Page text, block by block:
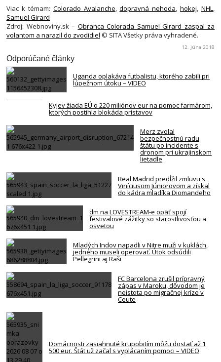
Viac k témam: Colorado Avalanche,dopravná nehoda,hokej, NHL,
Samuel Girard
Zdroj: Webnoviny.sk – Obranca Colorada Samuel Girard zaspal za
volantom a narazil do zvodidiel © SITA Všetky práva vyhradené.
12. júna 2018
Odporúčané články
Uganda oplakáva futbalistu, ktorého zabili pri
lúpežnom útoku – VIDEO
Kyjev žiada EÚ o 220 miliónov eur na pomoc farmárom,
ktorých postihla blokáda prístavov
Merz zvolal
bezpečnostnú radu
štátu po incidente s
dronom pri ukrajinskom
lietadle
Real Madrid predĺžil zmluvu s
Viníciusom Júniorovom a získal
do kádra mladíka Diomandeho
dm na LOVESTREAM-e opäť spojí
festivalové zážitky so starostlivosťou a
osvetou
Mladých Indov napadli v Nitre muži v kuklách,
jedného museli operovať. Útok odsúdili
Pellegrini aj Raši
FC Barcelona zrušil prípravný
zápas v Maroku, dôvodom je
neistota po migračnej kríze v
Ceute
Domácnosti zasiahnuté krupobitím môžu dostať až 1
500 eur. Štát už začal s vyplácaním pomoci – VIDEO